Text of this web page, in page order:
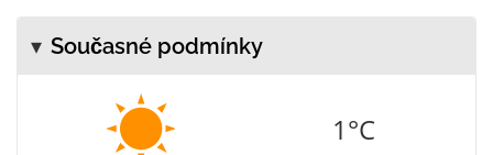
Současné podmínky
1°C